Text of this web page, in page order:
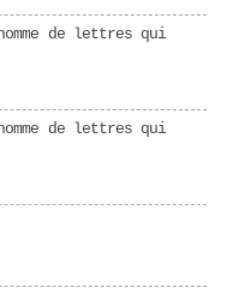
de lettres qui
de lettres qui